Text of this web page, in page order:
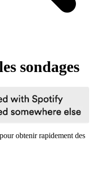
sondages
obtenir rapidement des